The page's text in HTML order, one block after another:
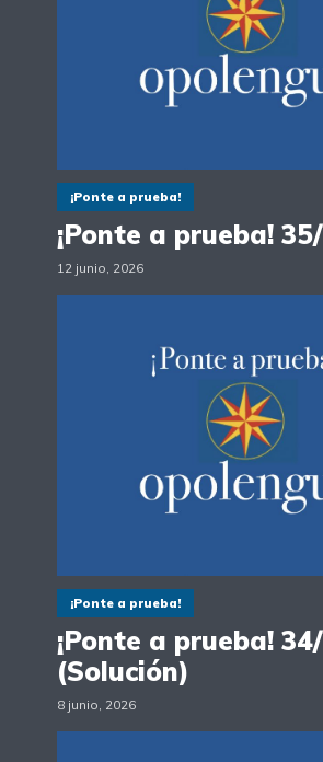
¡Ponte a prueba!
¡Ponte a prueba!
12 junio, 2026
¡Ponte a prueba!
¡Ponte a prueba!
(Solución)
8 junio, 2026